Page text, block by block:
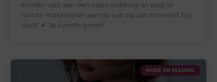
minder vast aan een vaste indeling en past je
ruimte makkelijker aan op wat op dat moment fijn
voelt. ✔ Je ruimte groeit
MODE EN KLEDING